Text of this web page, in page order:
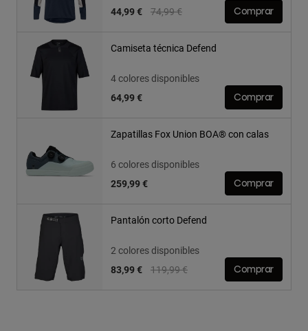
Price reduced from
74,99 €to
44,99 € Comprar
Camiseta técnica Defend
4 colores disponibles
64,99 €
Comprar
Zapatillas Fox Union BOA® con calas
6 colores disponibles
259,99 €
Comprar
Pantalón corto Defend
2 colores disponibles
Price reduced from
119,99 €to
83,99 € Comprar